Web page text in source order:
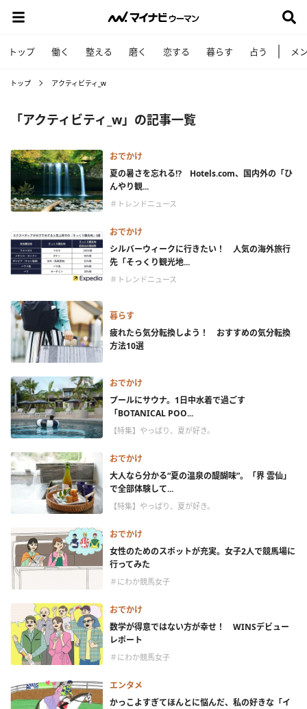
トップ 働く 整える 磨く 恋する 暮らす 占う メ
トップ アクティビティ_w
「アクティビティ_w」の記事一覧
おでかけ
夏の暑さを忘れる⁉ Hotels.com、国内外の「ひ
んやり観...
＃トレンドニュース
おでかけ
シルバーウィークに行きたい！ 人気の海外旅行
先「そっくり観光地...
＃トレンドニュース
暮らす
疲れたら気分転換しよう！ おすすめの気分転換
方法10選
おでかけ
プールにサウナ。1日中水着で過ごす
「BOTANICAL POO...
【特集】やっぱり、夏が好き。
おでかけ
大人なら分かる“夏の温泉の醍醐味”。「界 雲仙」
で全部体験して...
【特集】やっぱり、夏が好き。
おでかけ
女性のためのスポットが充実。女子2人で競馬場に
行ってみた
＃にわか競馬女子
おでかけ
数学が得意ではない方が幸せ！ WINSデビュー
レポート
＃にわか競馬女子
エンタメ
かっこよすぎてほんとに悩んだ、私の好きな「イ